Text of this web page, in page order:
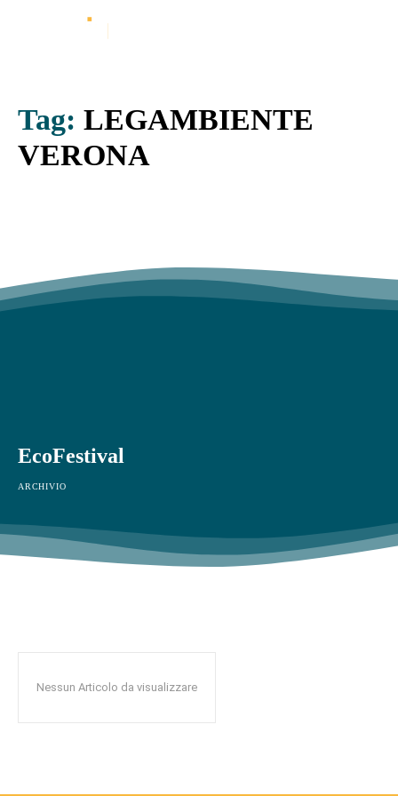
Tag: LEGAMBIENTE
VERONA
EcoFestival
ARCHIVIO
Nessun Articolo da visualizzare